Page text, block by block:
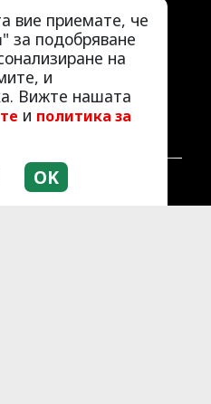
вие приемате, че
" за подобряване
на
и
Вижте нашата
и политика за
OK
Всички права